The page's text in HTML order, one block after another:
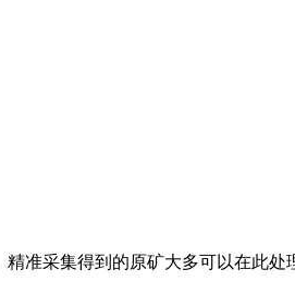
准采集得到的原矿大多可以在此处